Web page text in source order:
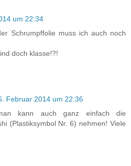
um 22:34
Schrumpffolie muss ich auch noch
doch klasse!?!
Februar 2014 um 22:36
kann auch ganz einfach die
(Plastiksymbol Nr. 6) nehmen! Viele